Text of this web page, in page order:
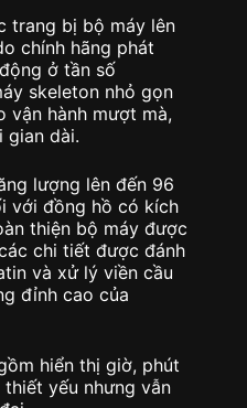
trang bị bộ máy lên
chính hãng phát
ở tần số
skeleton nhỏ gọn
vận hành mượt mà,
gian dài.
lượng lên đến 96
với đồng hồ có kích
thiện bộ máy được
chi tiết được đánh
và xử lý viền cầu
đỉnh cao của
hiển thị giờ, phút
yếu nhưng vẫn